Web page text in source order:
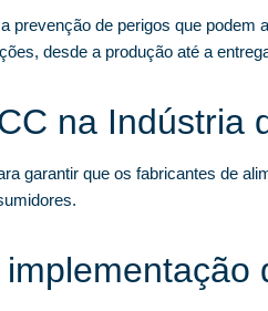
prevenção de perigos que
desde a produção até a
na Indústria
garantir que os fabricantes de